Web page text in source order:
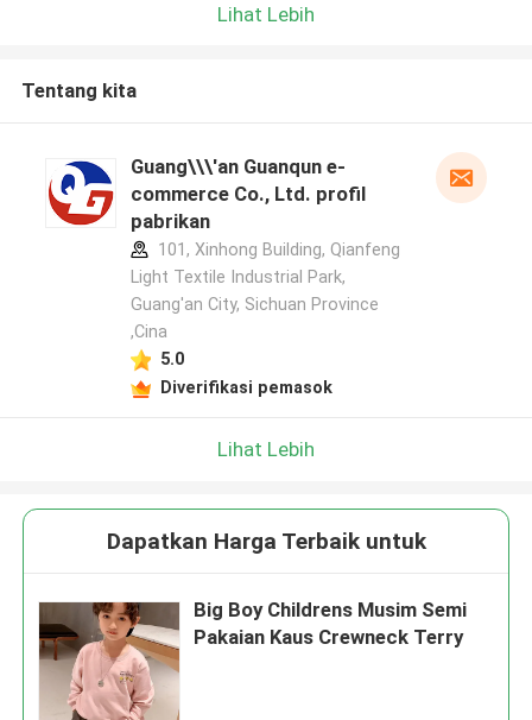
Lihat Lebih
Tentang kita
Guang\\\'an Guanqun e-
commerce Co., Ltd. profil
pabrikan
101, Xinhong Building, Qianfeng
Light Textile Industrial Park,
Guang'an City, Sichuan Province
,Cina
5.0
Diverifikasi pemasok
Lihat Lebih
Dapatkan Harga Terbaik untuk
Big Boy Childrens Musim Semi
Pakaian Kaus Crewneck Terry